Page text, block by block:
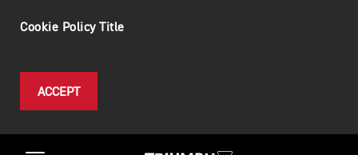
Cookie Policy Title
ACCEPT